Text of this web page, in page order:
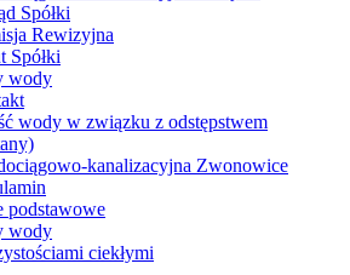
Spółki
Rewizyjna
Spółki
wody
wody w związku z odstępstwem
kanalizacyjna Zwonowice
podstawowe
wody
ciekłymi